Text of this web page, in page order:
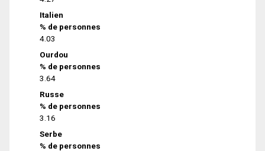
Italien
% de personnes
4.03
Ourdou
% de personnes
3.64
Russe
% de personnes
3.16
Serbe
% de personnes